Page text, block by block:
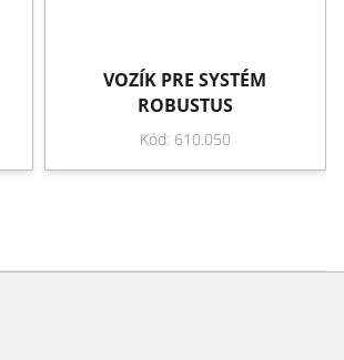
VOZÍK PRE SYSTÉM
ROBUSTUS
Kód: 610.050